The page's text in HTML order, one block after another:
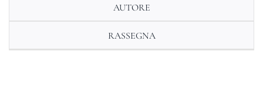
AUTORE
RASSEGNA